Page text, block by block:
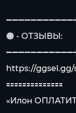
🟠 - ОТЗЫВЫ:
https://ggsel.gg/
🟰🟰🟰🟰🟰🟰🟰🟰🟰🟰🟰🟰🟰🟰
«Илон